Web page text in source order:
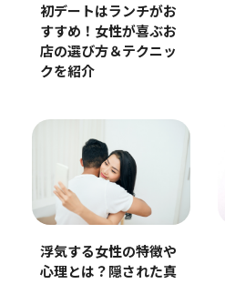
初デートはランチがお
すすめ！女性が喜ぶお
店の選び方＆テクニッ
クを紹介
浮気する女性の特徴や
心理とは？隠された真